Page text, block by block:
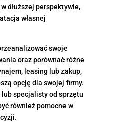
dłuższej perspektywie,
własnej
swoje
oraz porównać różne
leasing lub zakup,
opcję dla swojej firmy.
specjalisty od sprzętu
również pomocne w